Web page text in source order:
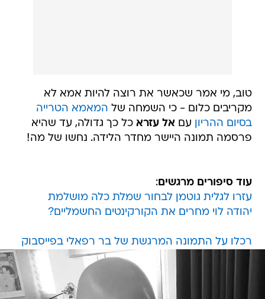
טוב, מי אמר שכאשר את רוצה להיות אמא לא
מקריבים כלום - כי השמחה של המאמא הטרייה
בסיום ההריון עם אל עזרא כל כך גדולה, עד שהיא
פרסמה תמונה היישר מחדר הלידה. נחשו של מה!
עוד סיפורים מרגשים:
עזרו לגלית גוטמן לבחור שמלת כלה מושלמת
יהודה לוי מחרים את הקורקינטים החשמליים?
רכלו על התמונה המרגשת של בר רפאלי בפייסבוק